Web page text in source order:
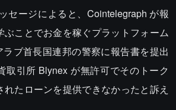
セージによると、Cointelegraph が報
ぶことでお金を稼ぐプラットフォーム
ブ首長国連邦の警察に報告書を提出
取引所 Blynex が無許可でそのトーク
れたローンを提供できなかったと訴え